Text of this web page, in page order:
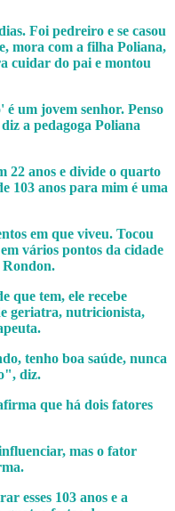
Foi pedreiro e se casou
mora com a filha Poliana,
cuidar do pai e montou
um jovem senhor. Penso
a pedagoga Poliana
22 anos e divide o quarto
103 anos para mim é uma
em que viveu. Tocou
vários pontos da cidade
Rondon.
que tem, ele recebe
geriatra, nutricionista,
tenho boa saúde, nunca
diz.
que há dois fatores
mas o fator
esses 103 anos e a